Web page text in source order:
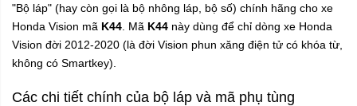
"Bộ láp" (hay còn gọi là bộ nhông láp, bộ số) chính hãng cho xe
Honda Vision mã K44 . Mã K44 này dùng để chỉ dòng xe Honda
Vision đời 2012-2020 (là đời Vision phun xăng điện tử có khóa từ,
không có Smartkey).
Các chi tiết chính của bộ láp và mã phụ tùng